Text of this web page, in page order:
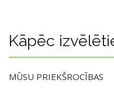
Kāpēc
MŪSU PRIEKŠROCĪBAS